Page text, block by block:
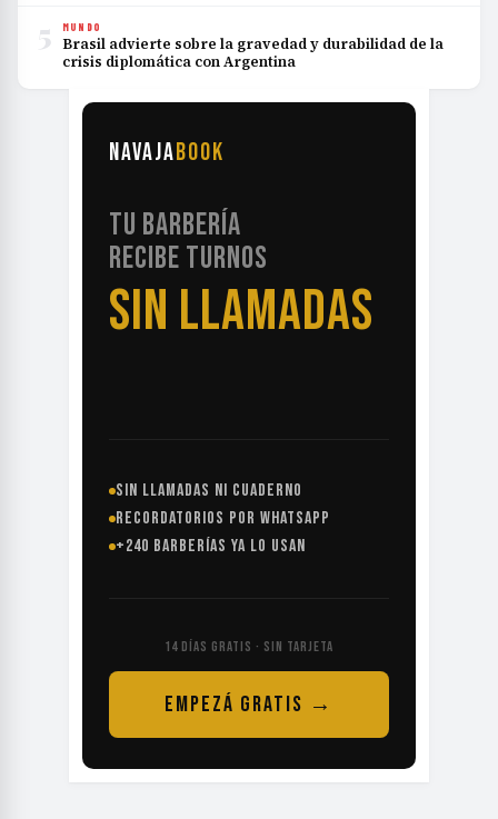
5 MUNDO
Brasil advierte sobre la gravedad y durabilidad de la
crisis diplomática con Argentina
NAVAJABOOK
TU BARBERÍA
RECIBE TURNOS
SIN LLAMADAS
SIN LLAMADAS NI CUADERNO
RECORDATORIOS POR WHATSAPP
+240 BARBERÍAS YA LO USAN
14 DÍAS GRATIS · SIN TARJETA
EMPEZÁ GRATIS →